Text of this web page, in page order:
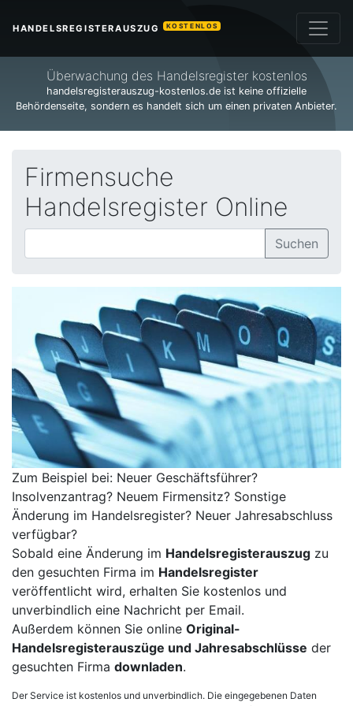
HANDELSREGISTERAUSZUG KOSTENLOS
Überwachung des Handelsregister kostenlos
handelsregisterauszug-kostenlos.de ist keine offizielle
Behördenseite, sondern es handelt sich um einen privaten Anbieter.
Firmensuche
Handelsregister Online
Suchen
Zum Beispiel bei: Neuer Geschäftsführer?
Insolvenzantrag? Neuem Firmensitz? Sonstige
Änderung im Handelsregister? Neuer Jahresabschluss
verfügbar?
Sobald eine Änderung im Handelsregisterauszug zu
den gesuchten Firma im Handelsregister
veröffentlicht wird, erhalten Sie kostenlos und
unverbindlich eine Nachricht per Email.
Außerdem können Sie online Original-
Handelsregisterauszüge und Jahresabschlüsse der
gesuchten Firma downladen.
Der Service ist kostenlos und unverbindlich. Die eingegebenen Daten